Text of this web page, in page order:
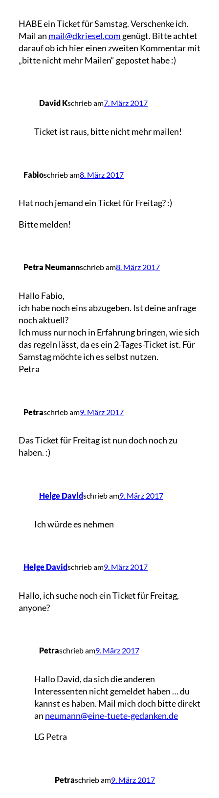
HABE ein Ticket für Samstag. Verschenke ich.
Mail an mail@dkriesel.com genügt. Bitte achtet
darauf ob ich hier einen zweiten Kommentar mit
„bitte nicht mehr Mailen“ gepostet habe :)
David Kschrieb am7. März 2017
Ticket ist raus, bitte nicht mehr mailen!
Fabioschrieb am8. März 2017
Hat noch jemand ein Ticket für Freitag? :)
Bitte melden!
Petra Neumannschrieb am8. März 2017
Hallo Fabio,
ich habe noch eins abzugeben. Ist deine anfrage
noch aktuell?
Ich muss nur noch in Erfahrung bringen, wie sich
das regeln lässt, da es ein 2-Tages-Ticket ist. Für
Samstag möchte ich es selbst nutzen.
Petra
Petraschrieb am9. März 2017
Das Ticket für Freitag ist nun doch noch zu
haben. :)
Helge Davidschrieb am9. März 2017
Ich würde es nehmen
Helge Davidschrieb am9. März 2017
Hallo, ich suche noch ein Ticket für Freitag,
anyone?
Petraschrieb am9. März 2017
Hallo David, da sich die anderen
Interessenten nicht gemeldet haben … du
kannst es haben. Mail mich doch bitte direkt
an neumann@eine-tuete-gedanken.de
LG Petra
Petraschrieb am9. März 2017